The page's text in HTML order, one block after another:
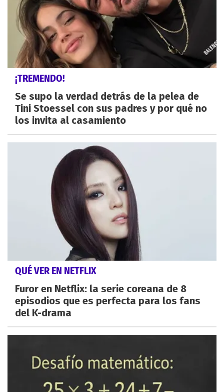
¡TREMENDO!
Se supo la verdad detrás de la pelea de
Tini Stoessel con sus padres y por qué no
los invita al casamiento
QUÉ VER EN NETFLIX
Furor en Netflix: la serie coreana de 8
episodios que es perfecta para los fans
del K-drama